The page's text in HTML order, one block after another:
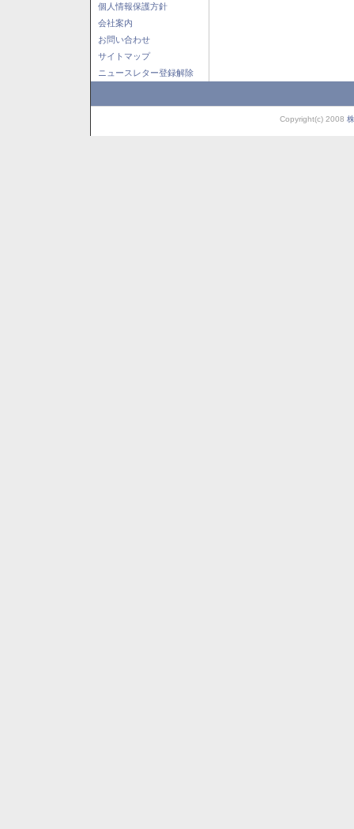
個人情報保護方針
会社案内
お問い合わせ
サイトマップ
ニュースレター登録解除
Copyright(c) 2008